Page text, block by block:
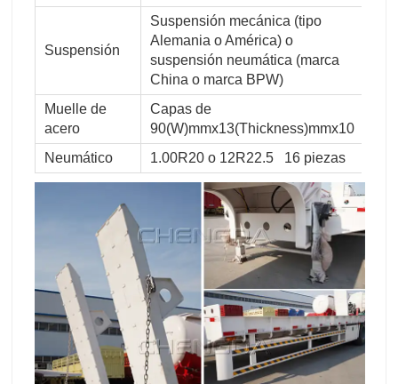
Suspensión
Suspensión mecánica (tipo
Alemania o América) o
suspensión neumática (marca
China o marca BPW)
Muelle de
acero
Capas de
90(W)mmx13(Thickness)mmx10
Neumático
1.00R20 o 12R22.5 16 piezas